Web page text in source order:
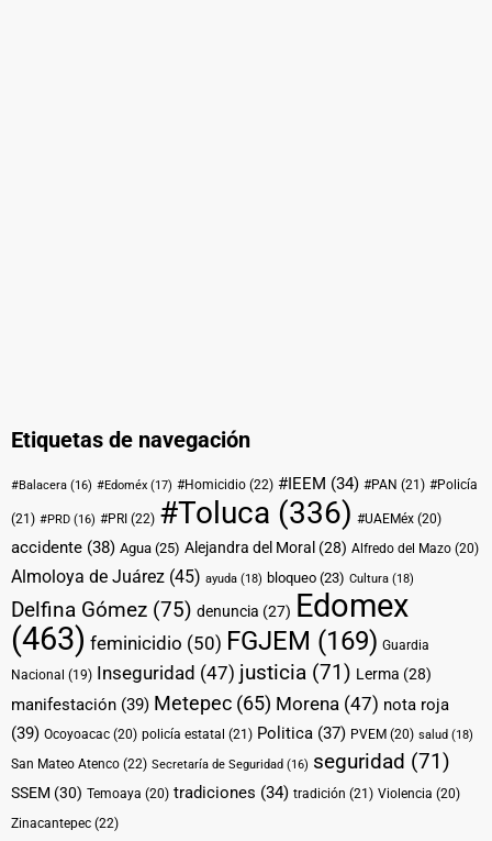
Etiquetas de navegación
#Balacera (16) #Edoméx (17) #Homicidio (22) #IEEM (34) #PAN (21) #Policía
(21) #PRD (16) #PRI (22) #Toluca (336) #UAEMéx (20)
accidente (38) Agua (25) Alejandra del Moral (28) Alfredo del Mazo (20)
Almoloya de Juárez (45) ayuda (18) bloqueo (23) Cultura (18)
Delfina Gómez (75) denuncia (27) Edomex
(463) feminicidio (50) FGJEM (169) Guardia
Nacional (19) Inseguridad (47) justicia (71) Lerma (28)
manifestación (39) Metepec (65) Morena (47) nota roja
(39) Ocoyoacac (20) policía estatal (21) Politica (37) PVEM (20) salud (18)
San Mateo Atenco (22) Secretaría de Seguridad (16) seguridad (71)
SSEM (30) Temoaya (20) tradiciones (34) tradición (21) Violencia (20)
Zinacantepec (22)